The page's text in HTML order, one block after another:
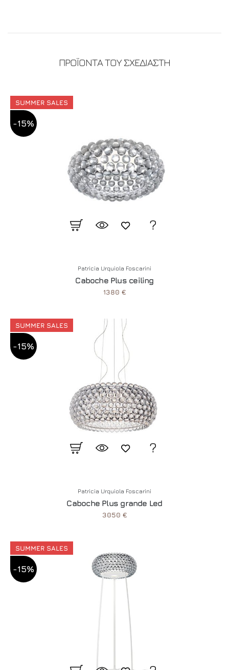
ΠΡΟΪΟΝΤΑ ΤΟΥ ΣΧΕΔΙΑΣΤΗ
SUMMER SALES
-15%
Patricia Urquiola Foscarini
Caboche Plus ceiling
1380 €
SUMMER SALES
-15%
Patricia Urquiola Foscarini
Caboche Plus grande Led
3050 €
SUMMER SALES
-15%